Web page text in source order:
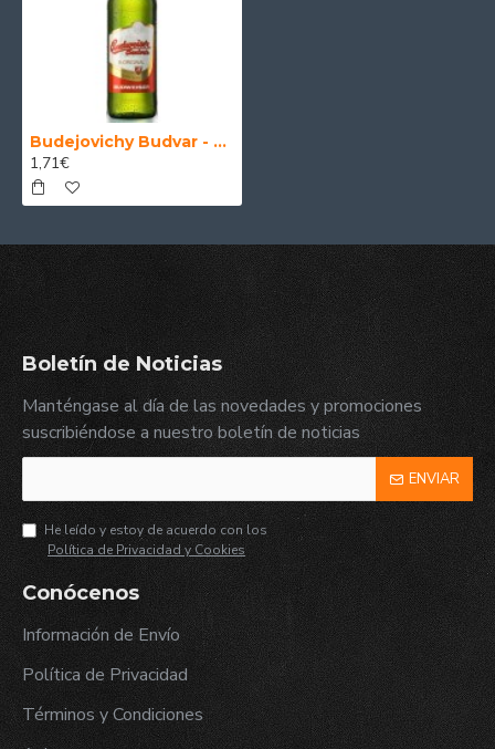
Budejovichy Budvar - Cerveza Checa Pilsner 33cl
1,71€
Boletín de Noticias
Manténgase al día de las novedades y promociones
suscribiéndose a nuestro boletín de noticias
ENVIAR
He leído y estoy de acuerdo con los
Política de Privacidad y Cookies
Conócenos
Información de Envío
Política de Privacidad
Términos y Condiciones